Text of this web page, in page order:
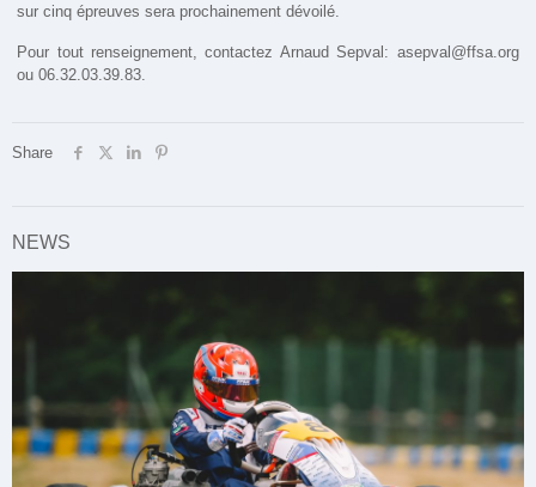
sur cinq épreuves sera prochainement dévoilé.
Pour tout renseignement, contactez Arnaud Sepval: asepval@ffsa.org
ou 06.32.03.39.83.
Share
NEWS